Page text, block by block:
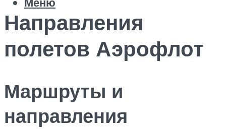
Направления
полетов Аэрофлот
Маршруты и
направления